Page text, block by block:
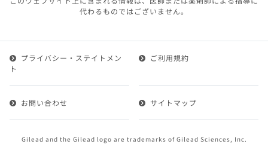
ている情報は、決して、医師その他医療関係
1.会員とは、医療関係者の方で、本サービスの利用規約
ービスに登録を申し込みギリアドがこれを承認した方を
いいます。
けることができます。
代わるものではございません。
Gilead and the Gilead logo are trademarks of Gilead Sciences, Inc.
プライバシー・ステイトメン
ト
ご利用規約
お問い合わせ サイトマップ